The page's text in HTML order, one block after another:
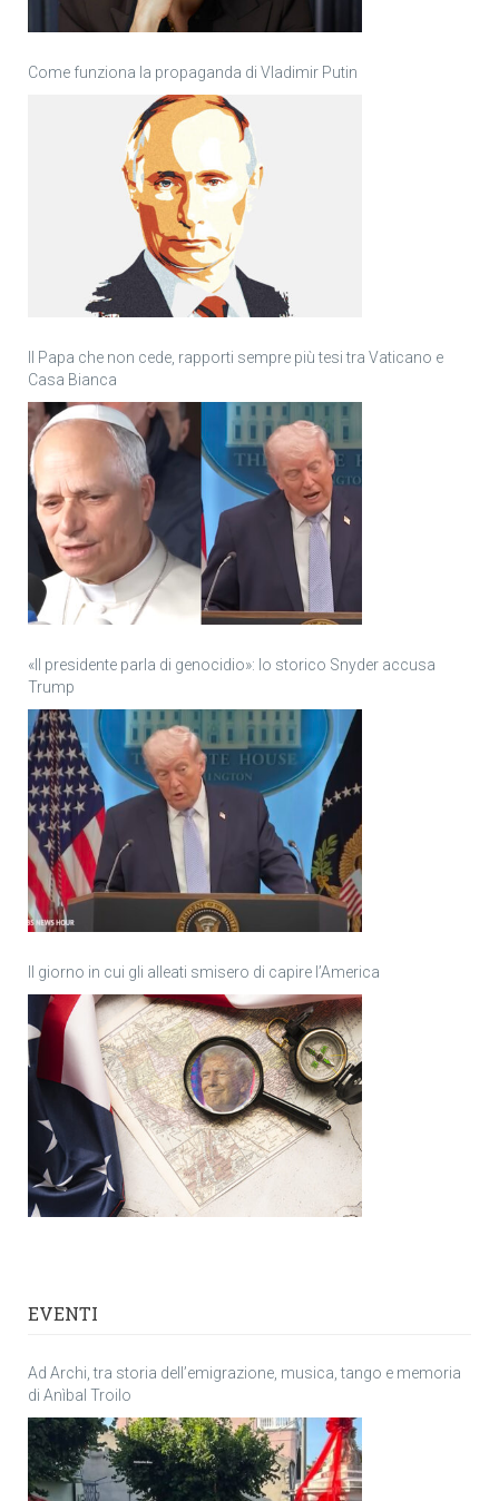
Come funziona la propaganda di Vladimir Putin
Il Papa che non cede, rapporti sempre più tesi tra Vaticano e
Casa Bianca
«Il presidente parla di genocidio»: lo storico Snyder accusa
Trump
Il giorno in cui gli alleati smisero di capire l’America
EVENTI
Ad Archi, tra storia dell’emigrazione, musica, tango e memoria
di Anìbal Troilo